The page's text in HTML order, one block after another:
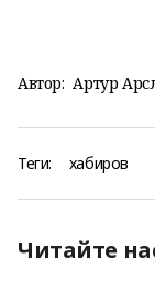
Автор: Артур
Теги: хабиров
Читайте